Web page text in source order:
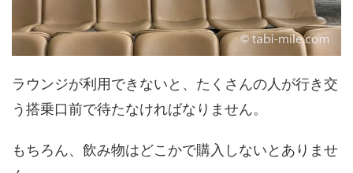
ラウンジが利用できないと、たくさんの人が行き交
う搭乗口前で待たなければなりません。
もちろん、飲み物はどこかで購入しないとありませ